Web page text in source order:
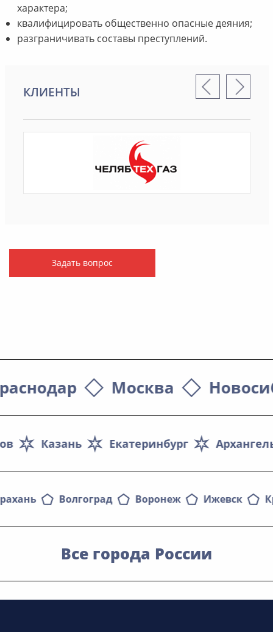
характера;
квалифицировать общественно опасные деяния;
разграничивать составы преступлений.
КЛИЕНТЫ
Задать вопрос
Москва
Екатеринбург
Казань
Волгоград Воронеж Ижевск
Все города России